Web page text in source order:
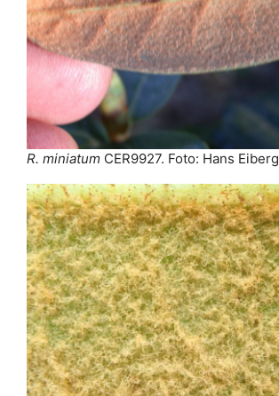
R. miniatum CER9927. Foto: Hans Eiberg